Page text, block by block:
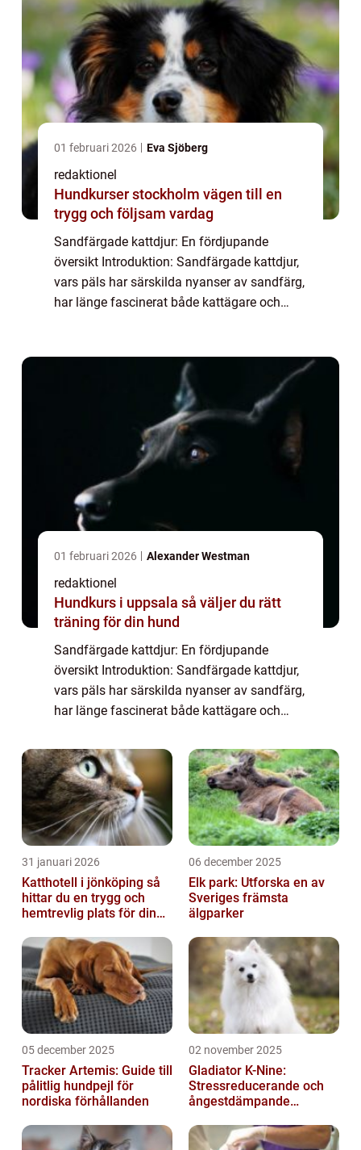
01 februari 2026 Eva Sjöberg
redaktionel
Hundkurser stockholm vägen till en
trygg och följsam vardag
Sandfärgade kattdjur: En fördjupande
översikt Introduktion: Sandfärgade kattdjur,
vars päls har särskilda nyanser av sandfärg,
har länge fascinerat både kattägare och
01 februari 2026 Alexander Westman
redaktionel
Hundkurs i uppsala så väljer du rätt
träning för din hund
Sandfärgade kattdjur: En fördjupande
översikt Introduktion: Sandfärgade kattdjur,
vars päls har särskilda nyanser av sandfärg,
har länge fascinerat både kattägare och
mönster och ögonfångande färgmarkeringar
gör ...
31 januari 2026
Katthotell i jönköping så
hittar du en trygg och
hemtrevlig plats för din
06 december 2025
Elk park: Utforska en av
Sveriges främsta
älgparker
05 december 2025
Tracker Artemis: Guide till
pålitlig hundpejl för
nordiska förhållanden
02 november 2025
Gladiator K-Nine:
Stressreducerande och
ångestdämpande